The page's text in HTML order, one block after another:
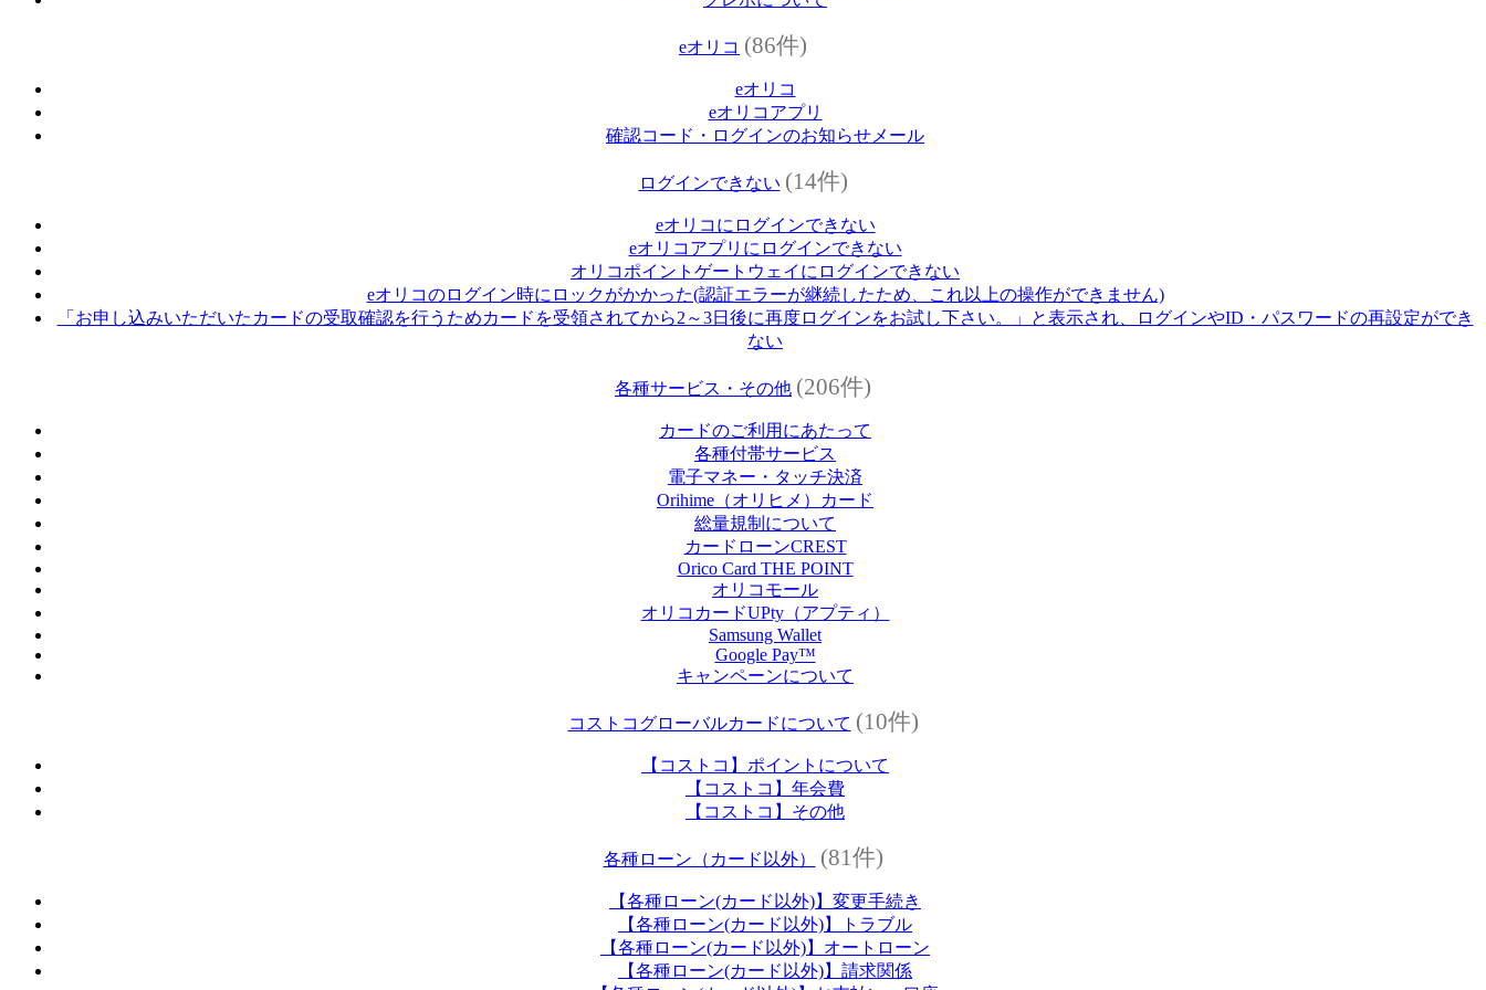
eオリコ (86件)
eオリコ
eオリコアプリ
確認コード・ログインのお知らせメール
ログインできない (14件)
eオリコにログインできない
eオリコアプリにログインできない
オリコポイントゲートウェイにログインできない
eオリコのログイン時にロックがかかった(認証エラーが継続したため、これ以上の操作ができません)
「お申し込みいただいたカードの受取確認を行うためカードを受領されてから2～3日後に再度ログインをお試し下さい。」と表示され、ログインやID・パスワードの再設定ができ
ない
各種サービス・その他 (206件)
カードのご利用にあたって
各種付帯サービス
電子マネー・タッチ決済
Orihime（オリヒメ）カード
総量規制について
カードローンCREST
Orico Card THE POINT
オリコモール
オリコカードUPty（アプティ）
Samsung Wallet
Google Pay™
キャンペーンについて
コストコグローバルカードについて (10件)
【コストコ】ポイントについて
【コストコ】年会費
【コストコ】その他
各種ローン（カード以外） (81件)
【各種ローン(カード以外)】変更手続き
【各種ローン(カード以外)】トラブル
【各種ローン(カード以外)】オートローン
【各種ローン(カード以外)】請求関係